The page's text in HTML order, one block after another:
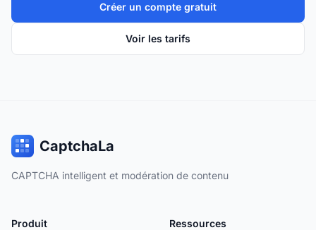
Créer un compte gratuit
Voir les tarifs
CaptchaLa
CAPTCHA intelligent et modération de contenu
Produit Ressources